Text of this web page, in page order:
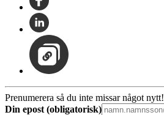
Prenumerera så du inte missar något nytt!
Din epost (obligatorisk)